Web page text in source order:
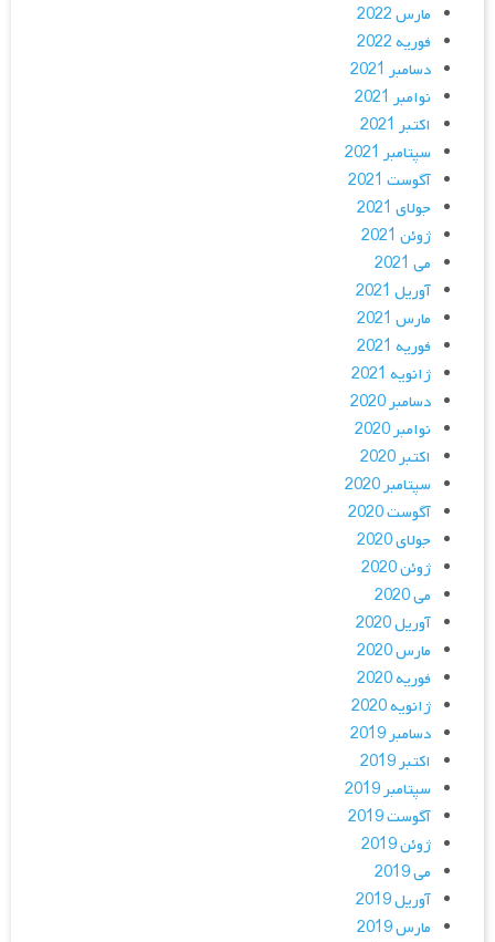
مارس 2022
فوریه 2022
دسامبر 2021
نوامبر 2021
اکتبر 2021
سپتامبر 2021
آگوست 2021
جولای 2021
ژوئن 2021
می 2021
آوریل 2021
مارس 2021
فوریه 2021
ژانویه 2021
دسامبر 2020
نوامبر 2020
اکتبر 2020
سپتامبر 2020
آگوست 2020
جولای 2020
ژوئن 2020
می 2020
آوریل 2020
مارس 2020
فوریه 2020
ژانویه 2020
دسامبر 2019
اکتبر 2019
سپتامبر 2019
آگوست 2019
ژوئن 2019
می 2019
آوریل 2019
مارس 2019